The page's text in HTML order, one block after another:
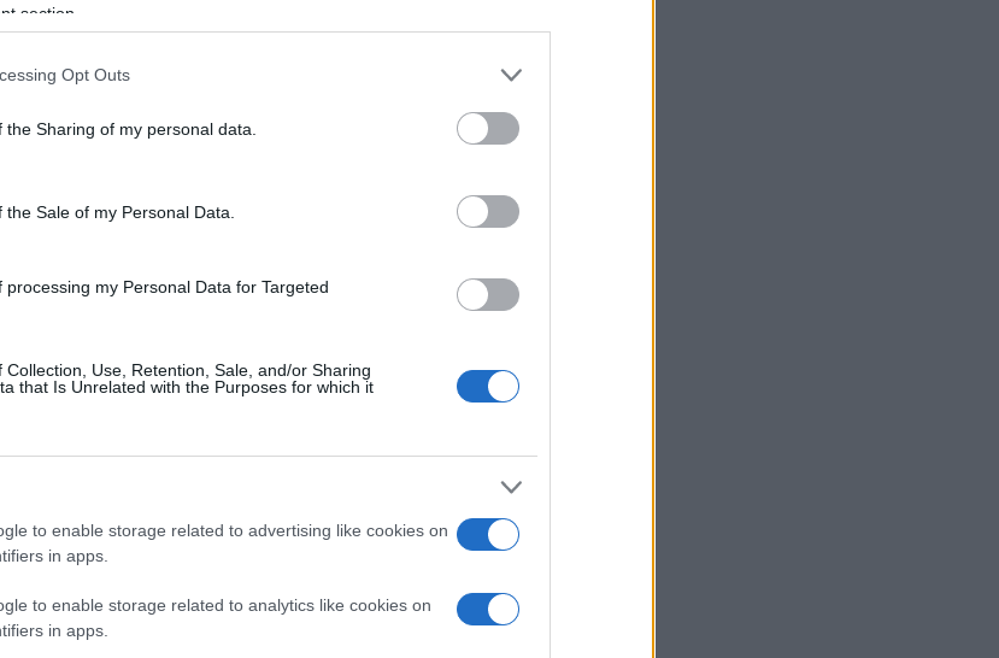
section.
Opt Outs
Sharing of my personal data.
Sale of my Personal Data.
processing my Personal Data for Targeted
Collection, Use, Retention, Sale, and/or Sharing
that Is Unrelated with the Purposes for which it
to enable storage related to advertising like cookies on
in apps.
to enable storage related to analytics like cookies on
in apps.